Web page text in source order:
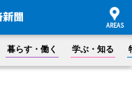
暮らす・働く 学ぶ・知る